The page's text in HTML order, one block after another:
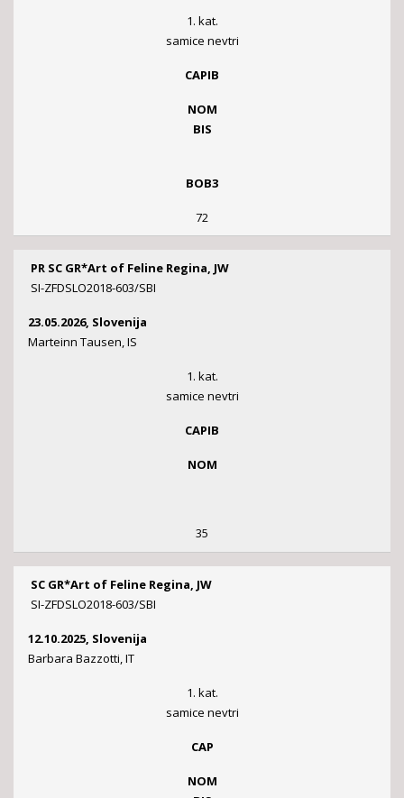
1. kat.
samice nevtri
CAPIB
NOM
BIS
BOB3
72
PR SC GR*Art of Feline Regina, JW
SI-ZFDSLO2018-603/SBI
23.05.2026, Slovenija
Marteinn Tausen, IS
1. kat.
samice nevtri
CAPIB
NOM
35
SC GR*Art of Feline Regina, JW
SI-ZFDSLO2018-603/SBI
12.10.2025, Slovenija
Barbara Bazzotti, IT
1. kat.
samice nevtri
CAP
NOM